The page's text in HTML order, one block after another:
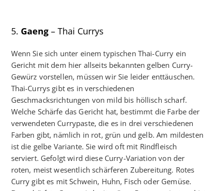
5. Gaeng– Thai Currys
Wenn Sie sich unter einem typischen Thai-Curry ein
Gericht mit dem hier allseits bekannten gelben Curry-
Gewürz vorstellen, müssen wir Sie leider enttäuschen.
Thai-Currys gibt es in verschiedenen
Geschmacksrichtungen von mild bis höllisch scharf.
Welche Schärfe das Gericht hat, bestimmt die Farbe der
verwendeten Currypaste, die es in drei verschiedenen
Farben gibt, nämlich in rot, grün und gelb. Am mildesten
ist die gelbe Variante. Sie wird oft mit Rindfleisch
serviert. Gefolgt wird diese Curry-Variation von der
roten, meist wesentlich schärferen Zubereitung. Rotes
Curry gibt es mit Schwein, Huhn, Fisch oder Gemüse.